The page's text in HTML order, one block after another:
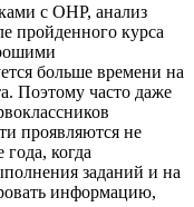
с ОНР, анализ
пройденного курса
больше времени на
Поэтому часто даже
проявляются не
когда
заданий и на
информацию,